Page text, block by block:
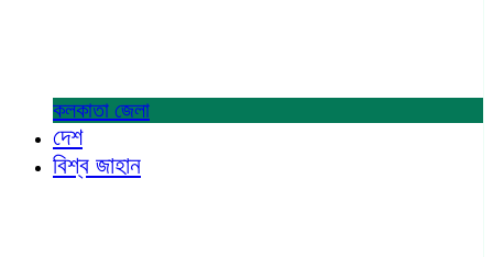
কলকাতা জেলা
দেশ
বিশ্ব জাহান